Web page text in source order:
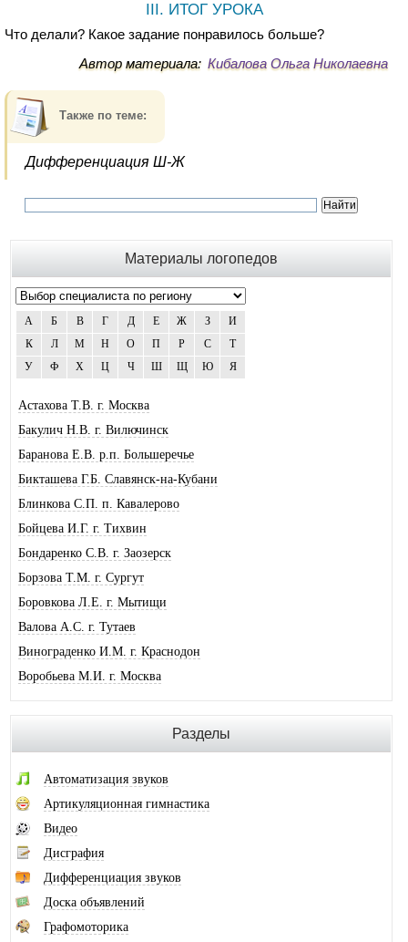
III. ИТОГ УРОКА
Что делали? Какое задание понравилось больше?
Автор материала: Кибалова Ольга Николаевна
Также по теме:
Дифференциация Ш-Ж
Материалы логопедов
А Б В Г Д Е Ж З
И
К
Л М Н О П Р С
Т
У
Ф Х Ц Ч Ш Щ Ю Я
Астахова Т.В. г. Москва
Бакулич Н.В. г. Вилючинск
Баранова Е.В. р.п. Большеречье
Бикташева Г.Б. Славянск-на-Кубани
Блинкова С.П. п. Кавалерово
Бойцева И.Г. г. Тихвин
Бондаренко С.В. г. Заозерск
Борзова Т.М. г. Сургут
Боровкова Л.Е. г. Мытищи
Валова А.С. г. Тутаев
Винограденко И.М. г. Краснодон
Воробьева М.И. г. Москва
Гандрабура Н.В. г. Кишинев
Гвоздева Е.А. г. Москва
Головина А.И. г. Минусинск
Горлова О.В. г. Шимановск
Горохова И.А. г. Москва
Горячева О.В. г. Тимашевск
Губайдуллина Н.Р. г. Тольятти
Десюкова Н.В. г. Томск
Дидковская И.В. г. Дегтярск
Разделы
Автоматизация звуков
Артикуляционная гимнастика
Видео
Дисграфия
Дифференциация звуков
Доска объявлений
Графомоторика